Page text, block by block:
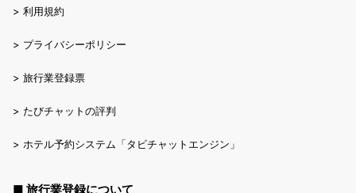
> 利用規約
> プライバシーポリシー
> 旅行業登録票
> たびチャットの評判
> ホテル予約システム「タビチャットエンジン」
■ 旅行業登録について